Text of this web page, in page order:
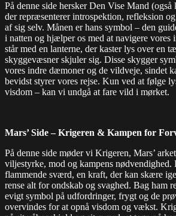
På denne side hersker Den Vise Mand (også
der repræsenterer introspektion, refleksion
af sig selv. Månen er hans symbol – den
i natten og hjælper os med at navigere vores
står med en lanterne, der kaster lys over en
skyggevæsner skjuler sig. Disse skygger
vores indre dæmoner og de vildveje, sindet
bevidst styrer vores rejse. Kun ved at følge
visdom – kan vi undgå at fare vild i mørket.
Mars’ Side – Krigeren & Kampen for
På denne side møder vi Krigeren, Mars’
viljestyrke, mod og kampens nødvendighed.
flammende sværd, en kraft, der kan skære
rense alt for ondskab og svaghed. Bag ham
evigt symbol på udfordringer, frygt og de
overvindes for at opnå visdom og vækst.